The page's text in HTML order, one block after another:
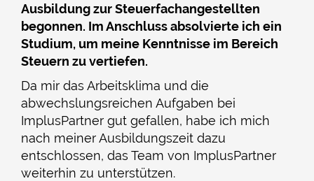
Ausbildung zur Steuerfachangestellten
begonnen. Im Anschluss absolvierte ich ein
Studium, um meine Kenntnisse im Bereich
Steuern zu vertiefen.
Da mir das Arbeitsklima und die
abwechslungsreichen Aufgaben bei
ImplusPartner gut gefallen, habe ich mich
nach meiner Ausbildungszeit dazu
entschlossen, das Team von ImplusPartner
weiterhin zu unterstützen.